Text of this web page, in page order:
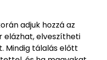
adjuk hozzá az
elveszítheti
Mindig tálalás előtt